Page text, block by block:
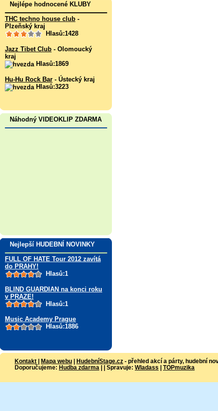
Nejlépe hodnocené KLUBY
THC techno house club -
Plzeňský kraj
Hlasů:1428
Jazz Tibet Club - Olomoucký
kraj
Hlasů:1869
Hu-Hu Rock Bar - Ústecký kraj
Hlasů:3223
Náhodný VIDEOKLIP ZDARMA
Nejlepší HUDEBNÍ NOVINKY
FULL OF HATE Tour 2012 zavítá
do PRAHY!
Hlasů:1
BLIND GUARDIAN na konci roku
v PRAZE!
Hlasů:1
Music Academy Prague
Hlasů:1886
Kontakt | Mapa webu | HudebníStage.cz - přehled akcí a párty, hudební
Doporučujeme: Hudba zdarma | | Spravuje: Wladass | TOPmuzika